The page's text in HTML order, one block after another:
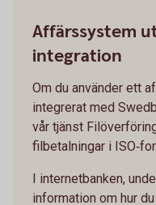
Affärssystem
integration
Om du använder ett
integrerat med
vår tjänst
filbetalningar i
I internetbanken,
information om hur